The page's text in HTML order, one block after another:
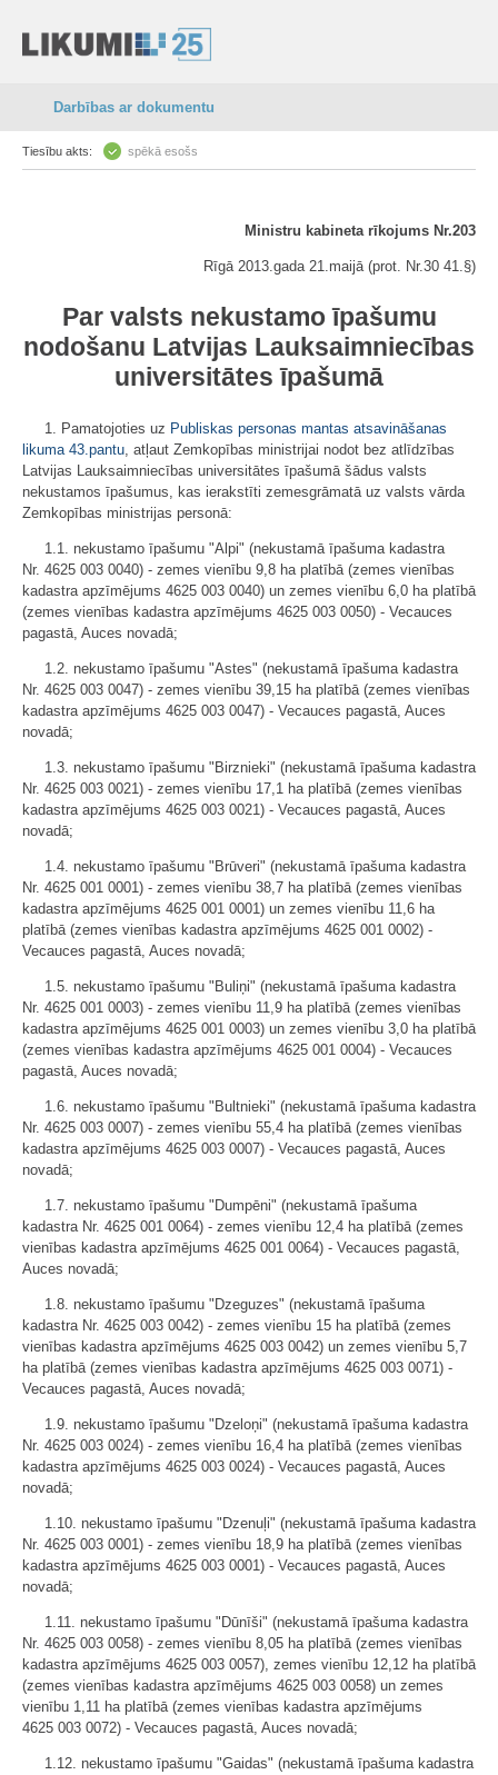
Darbības ar dokumentu
Tiesību akts: spēkā esošs
Ministru kabineta rīkojums Nr.203
Rīgā 2013.gada 21.maijā (prot. Nr.30 41.§)
Par valsts nekustamo īpašumu
nodošanu Latvijas Lauksaimniecības
universitātes īpašumā
1. Pamatojoties uz Publiskas personas mantas atsavināšanas
likuma 43.pantu, atļaut Zemkopības ministrijai nodot bez atlīdzības
Latvijas Lauksaimniecības universitātes īpašumā šādus valsts
nekustamos īpašumus, kas ierakstīti zemesgrāmatā uz valsts vārda
Zemkopības ministrijas personā:
1.1. nekustamo īpašumu "Alpi" (nekustamā īpašuma kadastra
Nr. 4625 003 0040) - zemes vienību 9,8 ha platībā (zemes vienības
kadastra apzīmējums 4625 003 0040) un zemes vienību 6,0 ha platībā
(zemes vienības kadastra apzīmējums 4625 003 0050) - Vecauces
pagastā, Auces novadā;
1.2. nekustamo īpašumu "Astes" (nekustamā īpašuma kadastra
Nr. 4625 003 0047) - zemes vienību 39,15 ha platībā (zemes vienības
kadastra apzīmējums 4625 003 0047) - Vecauces pagastā, Auces
novadā;
1.3. nekustamo īpašumu "Birznieki" (nekustamā īpašuma kadastra
Nr. 4625 003 0021) - zemes vienību 17,1 ha platībā (zemes vienības
kadastra apzīmējums 4625 003 0021) - Vecauces pagastā, Auces
novadā;
1.4. nekustamo īpašumu "Brūveri" (nekustamā īpašuma kadastra
Nr. 4625 001 0001) - zemes vienību 38,7 ha platībā (zemes vienības
kadastra apzīmējums 4625 001 0001) un zemes vienību 11,6 ha
platībā (zemes vienības kadastra apzīmējums 4625 001 0002) -
Vecauces pagastā, Auces novadā;
1.5. nekustamo īpašumu "Buliņi" (nekustamā īpašuma kadastra
Nr. 4625 001 0003) - zemes vienību 11,9 ha platībā (zemes vienības
kadastra apzīmējums 4625 001 0003) un zemes vienību 3,0 ha platībā
(zemes vienības kadastra apzīmējums 4625 001 0004) - Vecauces
pagastā, Auces novadā;
1.6. nekustamo īpašumu "Bultnieki" (nekustamā īpašuma kadastra
Nr. 4625 003 0007) - zemes vienību 55,4 ha platībā (zemes vienības
kadastra apzīmējums 4625 003 0007) - Vecauces pagastā, Auces
novadā;
1.7. nekustamo īpašumu "Dumpēni" (nekustamā īpašuma
kadastra Nr. 4625 001 0064) - zemes vienību 12,4 ha platībā (zemes
vienības kadastra apzīmējums 4625 001 0064) - Vecauces pagastā,
Auces novadā;
1.8. nekustamo īpašumu "Dzeguzes" (nekustamā īpašuma
kadastra Nr. 4625 003 0042) - zemes vienību 15 ha platībā (zemes
vienības kadastra apzīmējums 4625 003 0042) un zemes vienību 5,7
ha platībā (zemes vienības kadastra apzīmējums 4625 003 0071) -
Vecauces pagastā, Auces novadā;
1.9. nekustamo īpašumu "Dzeloņi" (nekustamā īpašuma kadastra
Nr. 4625 003 0024) - zemes vienību 16,4 ha platībā (zemes vienības
kadastra apzīmējums 4625 003 0024) - Vecauces pagastā, Auces
novadā;
1.10. nekustamo īpašumu "Dzenuļi" (nekustamā īpašuma kadastra
Nr. 4625 003 0001) - zemes vienību 18,9 ha platībā (zemes vienības
kadastra apzīmējums 4625 003 0001) - Vecauces pagastā, Auces
novadā;
1.11. nekustamo īpašumu "Dūnīši" (nekustamā īpašuma kadastra
Nr. 4625 003 0058) - zemes vienību 8,05 ha platībā (zemes vienības
kadastra apzīmējums 4625 003 0057), zemes vienību 12,12 ha platībā
(zemes vienības kadastra apzīmējums 4625 003 0058) un zemes
vienību 1,11 ha platībā (zemes vienības kadastra apzīmējums
4625 003 0072) - Vecauces pagastā, Auces novadā;
1.12. nekustamo īpašumu "Gaidas" (nekustamā īpašuma kadastra